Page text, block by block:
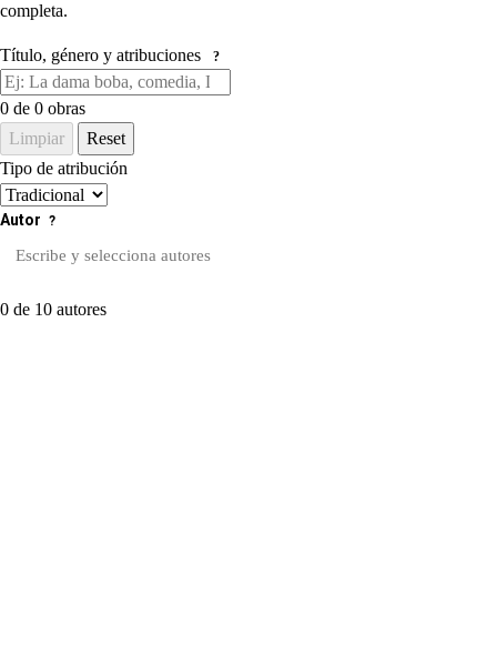
completa.
Título, género y atribuciones ?
0 de 0 obras
Limpiar
Reset
Tipo de atribución
Autor ?
0 de 10 autores